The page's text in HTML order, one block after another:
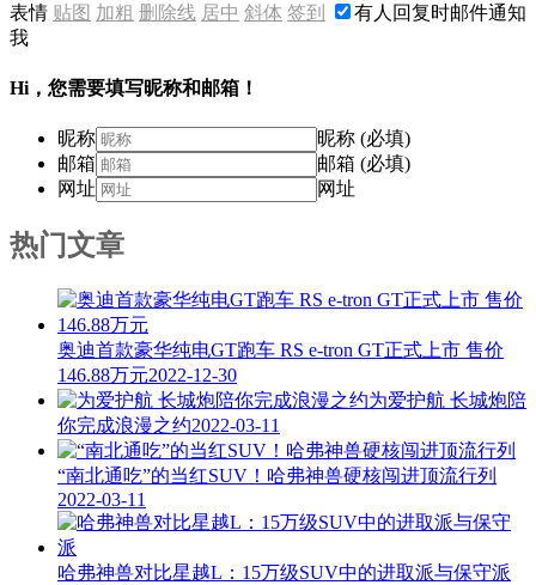
表情 贴图 加粗 删除线 居中 斜体 签到
有人回复时邮件通知
我
Hi，您需要填写昵称和邮箱！
昵称
昵称 (必填)
邮箱
邮箱 (必填)
网址
网址
热门文章
奥迪首款豪华纯电GT跑车 RS e-tron GT正式上市 售价
146.88万元2022-12-30
为爱护航 长城炮陪
你完成浪漫之约2022-03-11
“南北通吃”的当红SUV！哈弗神兽硬核闯进顶流行列
2022-03-11
哈弗神兽对比星越L：15万级SUV中的进取派与保守派